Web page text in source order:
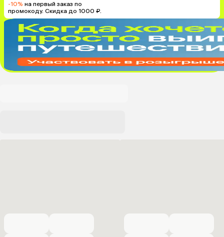
-10% на первый заказ по
промокоду. Скидка до 1000 ₽.